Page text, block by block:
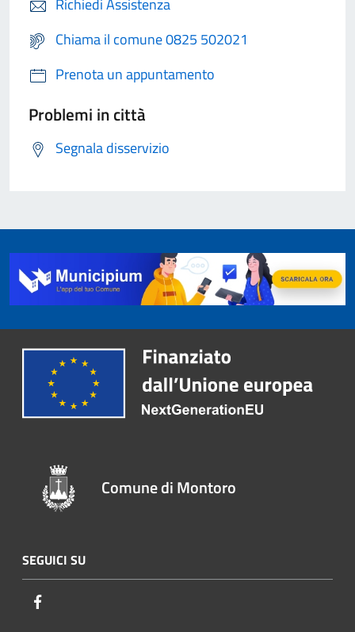
Richiedi Assistenza
Chiama il comune 0825 502021
Prenota un appuntamento
Problemi in città
Segnala disservizio
Comune di Montoro
SEGUICI SU